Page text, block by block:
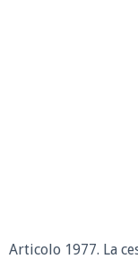
Articolo 1977. La